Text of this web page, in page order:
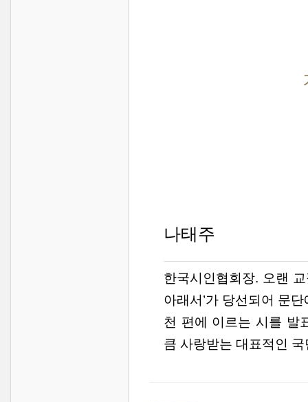
나태주
한국시인협회장. 오랜
아래서’가 당선되어 문
천 편에 이르는 시를 발
큼 사랑받는 대표적인